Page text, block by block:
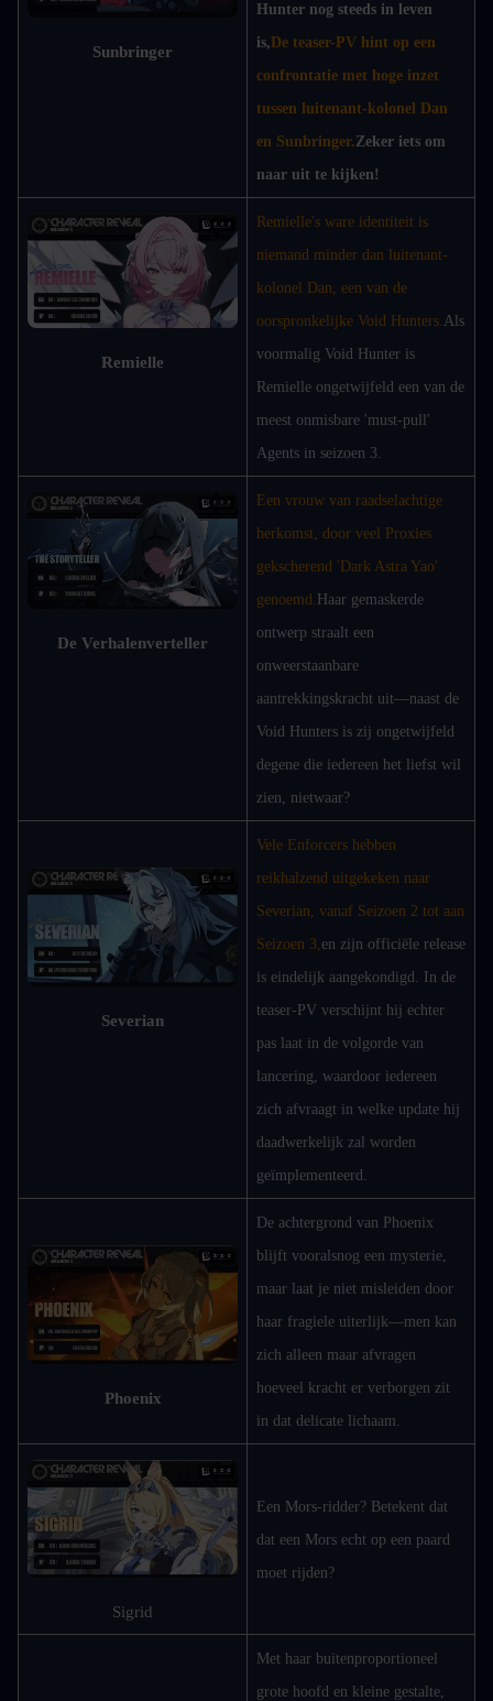
Sunbringer
Hunter nog steeds in leven
is, De teaser-PV hint op een
confrontatie met hoge inzet
tussen luitenant-kolonel Dan
en Sunbringer.Zeker iets om
naar uit te kijken!
Remielle
Remielle's ware identiteit is
niemand minder dan luitenant-
kolonel Dan, een van de
oorspronkelijke Void Hunters. Als
voormalig Void Hunter is
Remielle ongetwijfeld een van de
meest onmisbare 'must-pull'
Agents in seizoen 3.
De Verhalenverteller
Een vrouw van raadselachtige
herkomst, door veel Proxies
gekscherend 'Dark Astra Yao'
genoemd. Haar gemaskerde
ontwerp straalt een
onweerstaanbare
aantrekkingskracht uit—naast de
Void Hunters is zij ongetwijfeld
degene die iedereen het liefst wil
zien, nietwaar?
Severian
Vele Enforcers hebben
reikhalzend uitgekeken naar
Severian, vanaf Seizoen 2 tot aan
Seizoen 3,en zijn officiële release
is eindelijk aangekondigd. In de
teaser-PV verschijnt hij echter
pas laat in de volgorde van
lancering, waardoor iedereen
zich afvraagt in welke update hij
daadwerkelijk zal worden
geïmplementeerd.
Phoenix
De achtergrond van Phoenix
blijft vooralsnog een mysterie,
maar laat je niet misleiden door
haar fragiele uiterlijk—men kan
zich alleen maar afvragen
hoeveel kracht er verborgen zit
in dat delicate lichaam.
Sigrid
Een Mors-ridder? Betekent dat
dat een Mors echt op een paard
moet rijden?
Met haar buitenproportioneel
grote hoofd en kleine gestalte,